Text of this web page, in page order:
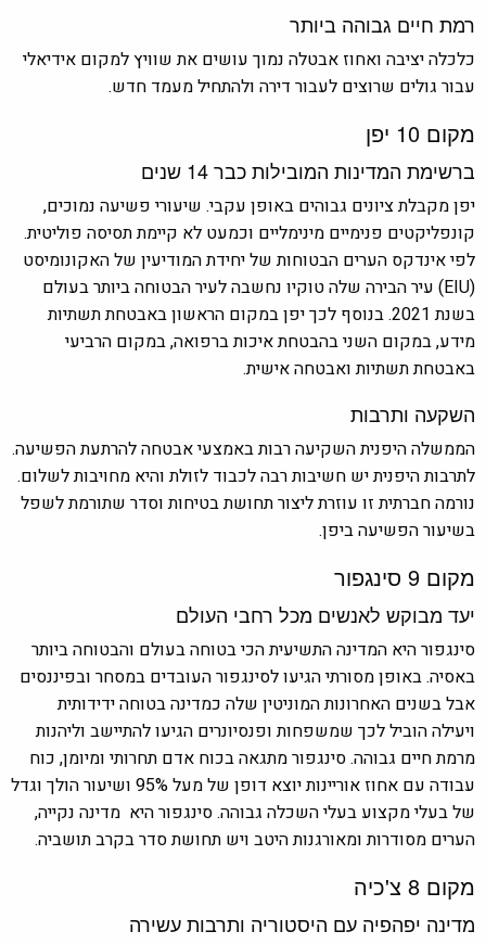
רמת חיים גבוהה ביותר
כלכלה יציבה ואחוז אבטלה נמוך עושים את שוויץ למקום אידיאלי
עבור גולים שרוצים לעבור דירה ולהתחיל מעמד חדש.
מקום 10 יפן
ברשימת המדינות המובילות כבר 14 שנים
יפן מקבלת ציונים גבוהים באופן עקבי. שיעורי פשיעה נמוכים,
קונפליקטים פנימיים מינימליים וכמעט לא קיימת תסיסה פוליטית.
לפי אינדקס הערים הבטוחות של יחידת המודיעין של האקונומיסט
(EIU) עיר הבירה שלה טוקיו נחשבה לעיר הבטוחה ביותר בעולם
בשנת 2021. בנוסף לכך יפן במקום הראשון באבטחת תשתיות
מידע, במקום השני בהבטחת איכות ברפואה, במקום הרביעי
באבטחת תשתיות ואבטחה אישית.
השקעה ותרבות
הממשלה היפנית השקיעה רבות באמצעי אבטחה להרתעת הפשיעה.
לתרבות היפנית יש חשיבות רבה לכבוד לזולת והיא מחויבות לשלום.
נורמה חברתית זו עוזרת ליצור תחושת בטיחות וסדר שתורמת לשפל
בשיעור הפשיעה ביפן.
מקום 9 סינגפור
יעד מבוקש לאנשים מכל רחבי העולם
סינגפור היא המדינה התשיעית הכי בטוחה בעולם והבטוחה ביותר
באסיה. באופן מסורתי הגיעו לסינגפור העובדים במסחר ובפיננסים
אבל בשנים האחרונות המוניטין שלה כמדינה בטוחה ידידותית
ויעילה הוביל לכך שמשפחות ופנסיונרים הגיעו להתיישב וליהנות
מרמת חיים גבוהה. סינגפור מתגאה בכוח אדם תחרותי ומיומן, כוח
עבודה עם אחוז אוריינות יוצא דופן של מעל 95% ושיעור הולך וגדל
של בעלי מקצוע בעלי השכלה גבוהה. סינגפור היא מדינה נקייה,
הערים מסודרות ומאורגנות היטב ויש תחושת סדר בקרב תושביה.
מקום 8 צ'כיה
מדינה יפהפיה עם היסטוריה ותרבות עשירה